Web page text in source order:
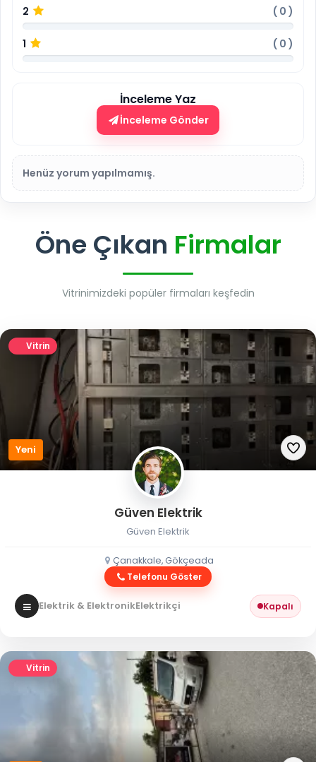
2 ( 0 )
1 ( 0 )
İnceleme Yaz
İnceleme Gönder
Henüz yorum yapılmamış.
Öne Çıkan Firmalar
Vitrinimizdeki popüler firmaları keşfedin
Vitrin
Yeni
Güven Elektrik
Güven Elektrik
Çanakkale, Gökçeada
Telefonu Göster
Elektrik & ElektronikElektrikçi Kapalı
Vitrin